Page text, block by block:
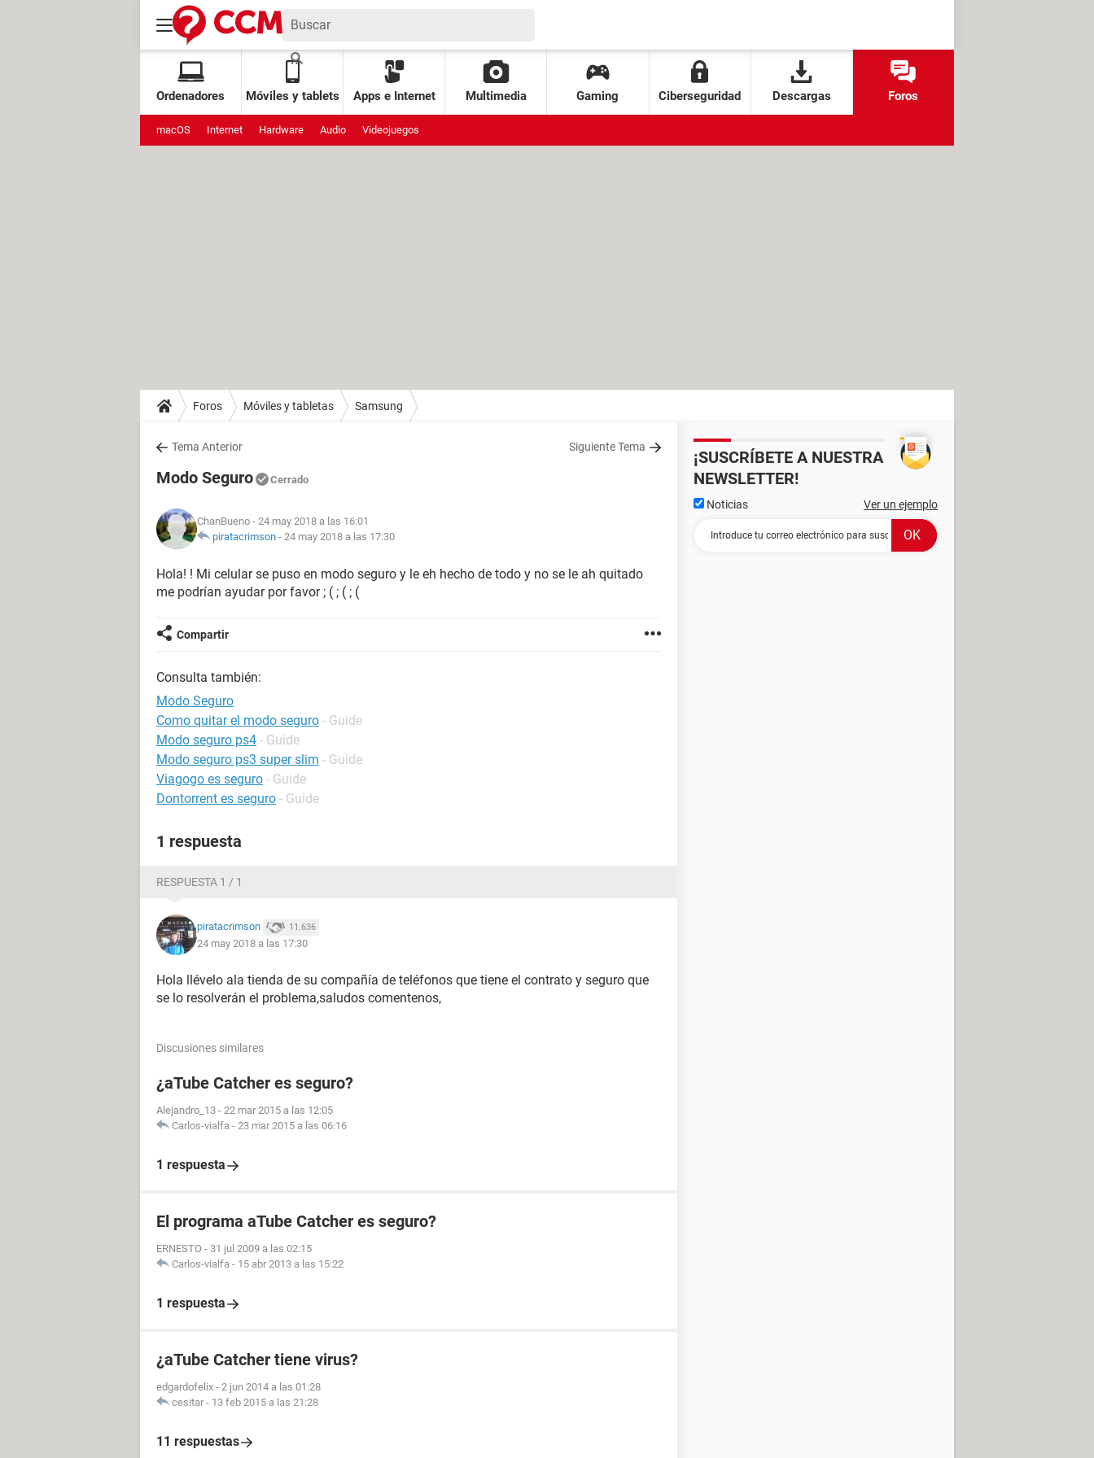
Ordenadores Móviles y tablets Apps e Internet Multimedia Gaming Ciberseguridad Descargas Foros
macOS Internet Hardware Audio Videojuegos
Foros Móviles y tabletas Samsung
Tema Anterior Siguiente Tema
Modo Seguro Cerrado
ChanBueno - 24 may 2018 a las 16:01
piratacrimson - 24 may 2018 a las 17:30
Hola! ! Mi celular se puso en modo seguro y le eh hecho de todo y no se le ah quitado
me podrían ayudar por favor ; ( ; ( ; (
Compartir
Consulta también:
Modo Seguro
Como quitar el modo seguro - Guide
Modo seguro ps4 - Guide
Modo seguro ps3 super slim - Guide
Viagogo es seguro - Guide
Dontorrent es seguro - Guide
1 respuesta
RESPUESTA 1 / 1
piratacrimson 11.636
24 may 2018 a las 17:30
Hola llévelo ala tienda de su compañía de teléfonos que tiene el contrato y seguro que
se lo resolverán el problema,saludos comentenos,
Discusiones similares
¿aTube Catcher es seguro?
Alejandro_13 - 22 mar 2015 a las 12:05
Carlos-vialfa - 23 mar 2015 a las 06:16
1 respuesta
El programa aTube Catcher es seguro?
ERNESTO - 31 jul 2009 a las 02:15
Carlos-vialfa - 15 abr 2013 a las 15:22
1 respuesta
¿aTube Catcher tiene virus?
edgardofelix - 2 jun 2014 a las 01:28
cesitar - 13 feb 2015 a las 21:28
11 respuestas
¡SUSCRÍBETE A NUESTRA
NEWSLETTER!
Noticias Ver un ejemplo